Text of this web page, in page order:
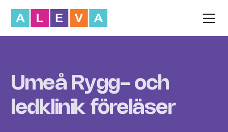
Umeå Rygg- och
ledklinik föreläser